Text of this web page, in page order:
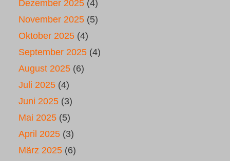
Dezember 2025 (4)
November 2025 (5)
Oktober 2025 (4)
September 2025 (4)
August 2025 (6)
Juli 2025 (4)
Juni 2025 (3)
Mai 2025 (5)
April 2025 (3)
März 2025 (6)